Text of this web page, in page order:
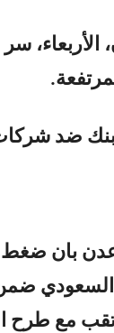
سر
ضد
بان ضغط
مع طرح